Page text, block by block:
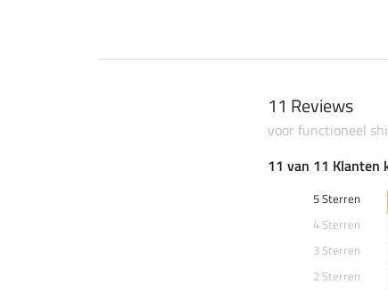
11 Reviews
voor functioneel
11 van 11 Klanten
5 Sterren
4 Sterren
3 Sterren
2 Sterren